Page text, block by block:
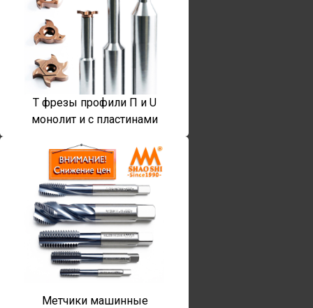
T фрезы профили П и U
монолит и с пластинами
Метчики машинные